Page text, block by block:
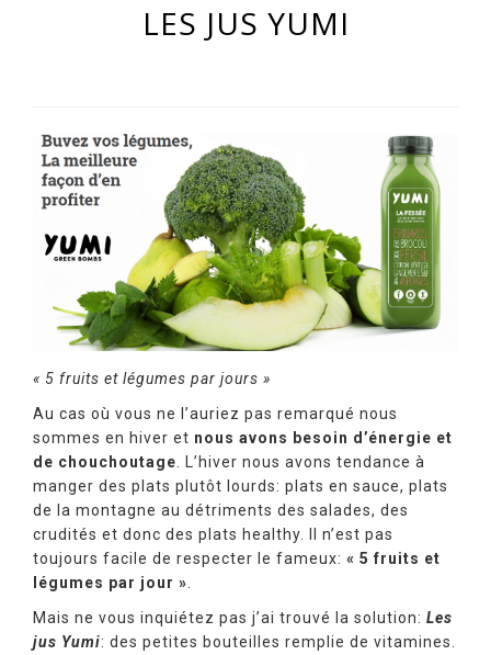
LES JUS YUMI
« 5 fruits et légumes par jours »
Au cas où vous ne l’auriez pas remarqué nous
sommes en hiver et nous avons besoin d’énergie et
de chouchoutage . L’hiver nous avons tendance à
manger des plats plutôt lourds: plats en sauce, plats
de la montagne au détriments des salades, des
crudités et donc des plats healthy. Il n’est pas
toujours facile de respecter le fameux: « 5 fruits et
légumes par jour »
Mais ne vous inquiétez pas j’ai trouvé la solution: Les
jus Yumi: des petites bouteilles remplie de vitamines.